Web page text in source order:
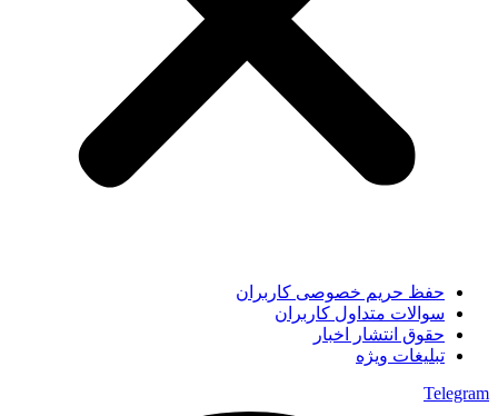
حفظ حریم خصوصی کاربران
سوالات متداول کاربران
حقوق انتشار اخبار
تبلیغات ویژه
Telegram